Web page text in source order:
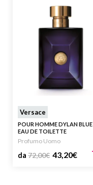
Versace
POUR HOMME DYLAN BLUE
EAU DE TOILETTE
Profumo Uomo
da 72,00€ 43,20€